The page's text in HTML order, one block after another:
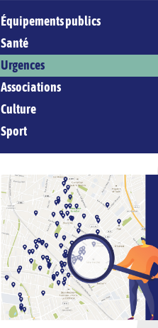
Équipements publics
Santé
Urgences
Associations
Culture
Sport